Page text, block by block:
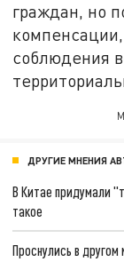
граждан, но
соблюдения
ДРУГИЕ МНЕНИЯ
В Китае придумали
такое
Проснулись в